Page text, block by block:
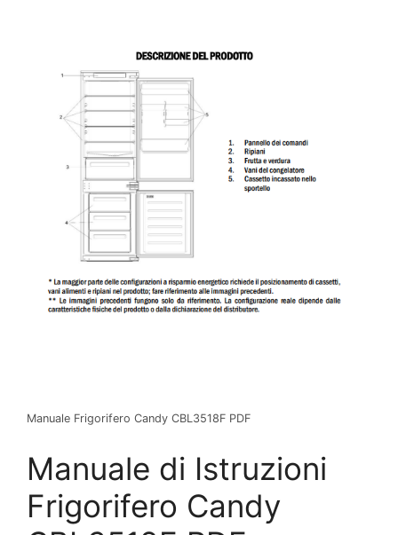
Manuale Frigorifero Candy CBL3518F PDF
Manuale di Istruzioni
Frigorifero Candy